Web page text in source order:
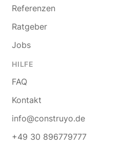
Referenzen
Ratgeber
Jobs
HILFE
FAQ
Kontakt
info@construyo.de
+49 30 896779777